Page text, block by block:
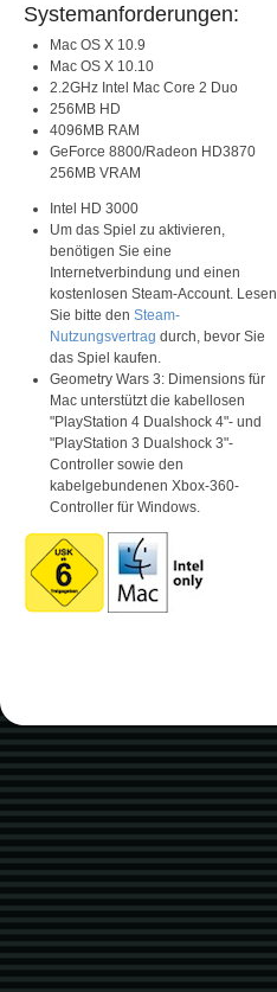
Systemanforderungen:
Mac OS X 10.9
Mac OS X 10.10
2.2GHz Intel Mac Core 2 Duo
256MB HD
4096MB RAM
GeForce 8800/Radeon HD3870
256MB VRAM
Intel HD 3000
Um das Spiel zu aktivieren,
benötigen Sie eine
Internetverbindung und einen
kostenlosen Steam-Account. Lesen
Sie bitte den Steam-
Nutzungsvertrag durch, bevor Sie
das Spiel kaufen.
Geometry Wars 3: Dimensions für
Mac unterstützt die kabellosen
"PlayStation 4 Dualshock 4"- und
"PlayStation 3 Dualshock 3"-
Controller sowie den
kabelgebundenen Xbox-360-
Controller für Windows.